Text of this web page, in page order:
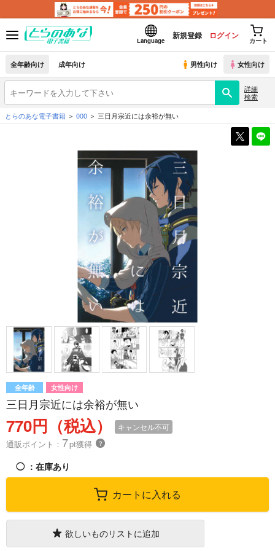
Language
新規登録 ログイン
カート
全年齢向け 成年向け 男性向け 女性向け
詳細
検索
とらのあな電子書籍
000 三日月宗近には余裕が無い
全年齢 女性向け
三日月宗近には余裕が無い
770円（税込） キャンセル不可
通販ポイント： 7pt獲得 ？
◯ ：在庫あり
カートに入れる
欲しいものリストに追加